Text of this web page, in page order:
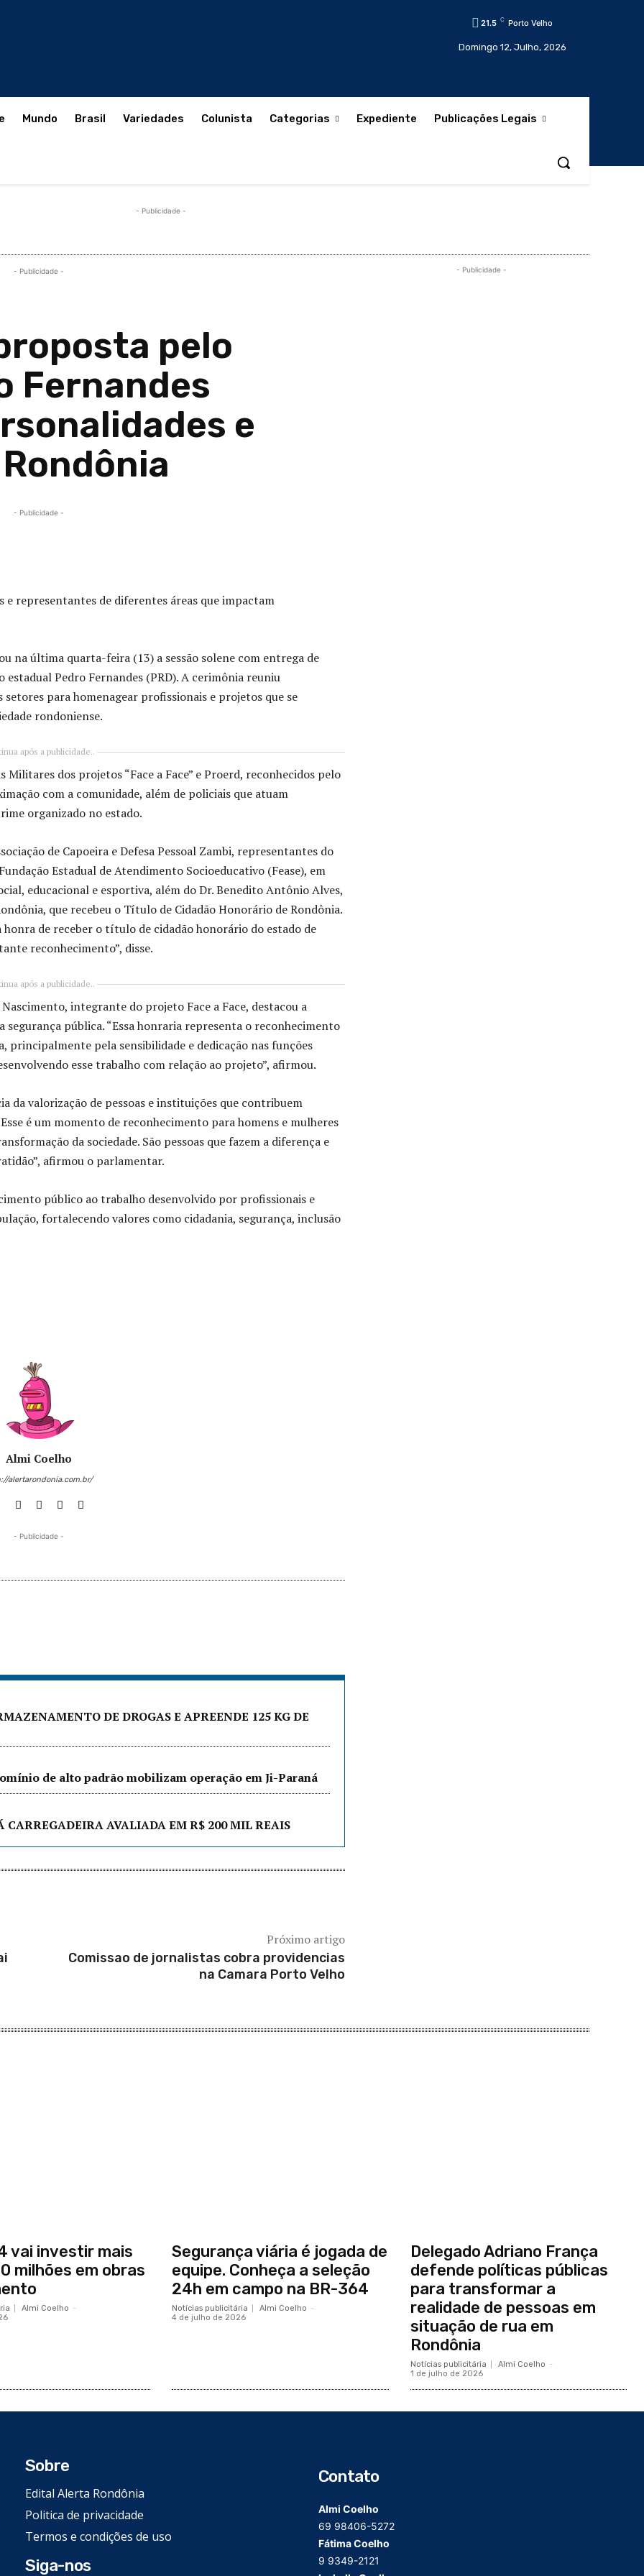
21.5 C Porto Velho
Domingo 12, Julho, 2026
Mundo Brasil Variedades Colunista Categorias Expediente Publicações Legais
- Publicidade -
- Publicidade -
pelo
Fernandes
e
- Publicidade -
representantes de diferentes áreas que impactam
na última quarta-feira (13) a sessão solene com entrega de
Pedro Fernandes (PRD). A cerimônia reuniu
para homenagear profissionais e projetos que se
rondoniense.
após a publicidade..
dos projetos “Face a Face” e Proerd, reconhecidos pelo
com a comunidade, além de policiais que atuam
organizado no estado.
de Capoeira e Defesa Pessoal Zambi, representantes do
Estadual de Atendimento Socioeducativo (Fease), em
educacional e esportiva, além do Dr. Benedito Antônio Alves,
que recebeu o Título de Cidadão Honorário de Rondônia.
de receber o título de cidadão honorário do estado de
reconhecimento”, disse.
após a publicidade..
integrante do projeto Face a Face, destacou a
pública. “Essa honraria representa o reconhecimento
pela sensibilidade e dedicação nas funções
esse trabalho com relação ao projeto”, afirmou.
da valorização de pessoas e instituições que contribuem
é um momento de reconhecimento para homens e mulheres
da sociedade. São pessoas que fazem a diferença e
afirmou o parlamentar.
público ao trabalho desenvolvido por profissionais e
fortalecendo valores como cidadania, segurança, inclusão
Almi Coelho
alertarondonia.com.br/
- Publicidade -
DE DROGAS E APREENDE 125 KG DE
de alto padrão mobilizam operação em Ji-Paraná
AVALIADA EM R$ 200 MIL REAIS
Próximo artigo
Comissao de jornalistas cobra providencias
na Camara Porto Velho
- Publicidade -
vai investir mais
milhões em obras
Almi Coelho -
Segurança viária é jogada de
equipe. Conheça a seleção
24h em campo na BR-364
Notícias publicitária Almi Coelho -
4 de julho de 2026
Delegado Adriano França
defende políticas públicas
para transformar a
realidade de pessoas em
situação de rua em
Rondônia
Notícias publicitária Almi Coelho -
1 de julho de 2026
Sobre
Edital Alerta Rondônia
Politica de privacidade
Termos e condições de uso
Siga-nos
Contato
Almi Coelho
69 98406-5272
Fátima Coelho
9 9349-2121